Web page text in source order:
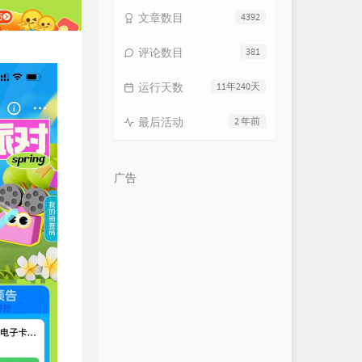
4392
文章数目
381
评论数目
11年240天
运行天数
2 年前
最后活动
广告